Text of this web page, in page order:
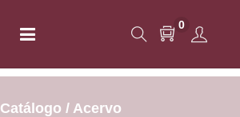
0
Catálogo / Acervo